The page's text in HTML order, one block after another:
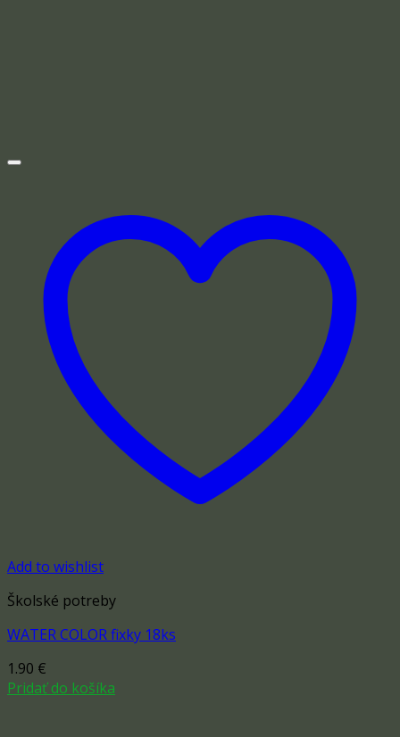
Add to wishlist
Školské potreby
WATER COLOR fixky 18ks
1.90 €
Pridať do košíka